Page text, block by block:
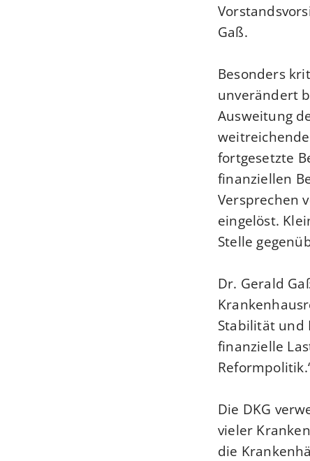
Gaß.
Besonders
unverändert
Ausweitung
fortgesetzte
finanziellen
Versprechen
eingelöst.
Stelle
Dr. Gerald
Stabilität und
finanzielle
Die DKG
vieler
die